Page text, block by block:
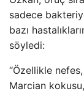
sadece
bazı
söyledi:
“Özellikle
Marcian